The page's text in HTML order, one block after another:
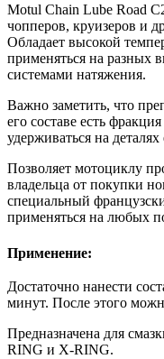
Motul Chain Lube Road
чопперов, круизеров и
Обладает высокой
применяться на разных
системами натяжения.
Важно заметить, что
его составе есть
удерживаться на
Позволяет мотоциклу
владельца от покупки
специальный
применяться на любых
Применение:
Достаточно нанести
минут. После этого
Предназначена для
RING и X-RING.